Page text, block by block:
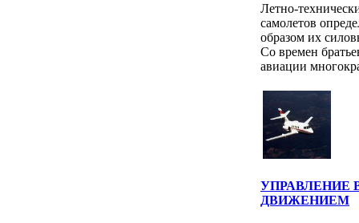
Летно-
самолетов
образом их
Со времен
авиации
ДВИЖЕНИЕМ